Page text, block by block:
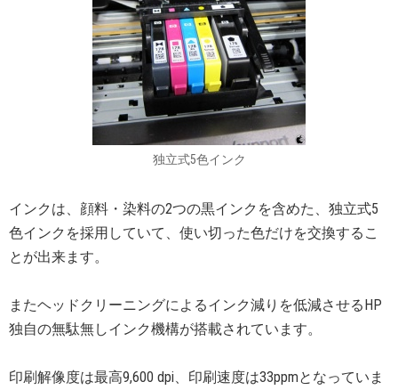
独立式5色インク
インクは、顔料・染料の2つの黒インクを含めた、独立式5
色インクを採用していて、使い切った色だけを交換するこ
とが出来ます。
またヘッドクリーニングによるインク減りを低減させるHP
独自の無駄無しインク機構が搭載されています。
印刷解像度は最高9,600 dpi、印刷速度は33ppmとなっていま